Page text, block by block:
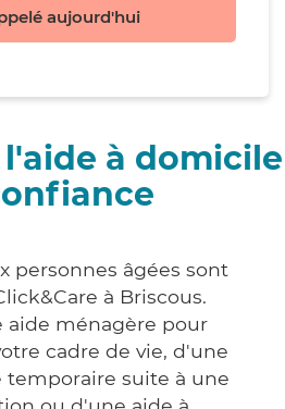
aujourd'hui
l'aide à domicile
personnes âgées sont
à Briscous.
aide ménagère pour
cadre de vie, d'une
temporaire suite à une